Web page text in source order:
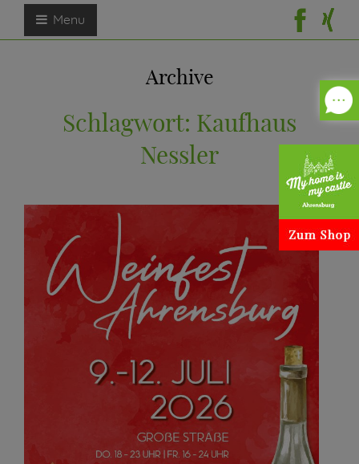
Menu
Archive
Schlagwort: Kaufhaus
Nessler